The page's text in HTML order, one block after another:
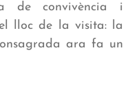
de convivència i
lloc de la visita: la
ara fa un